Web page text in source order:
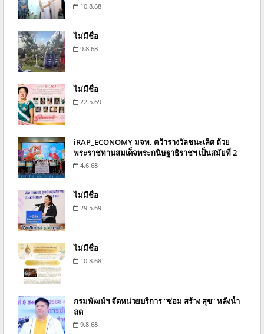
10.8.68
ไม่มีชื่อ
9.8.68
ไม่มีชื่อ
22.5.69
iRAP_ECONOMY มจพ. คว้ารางวัลชนะเลิศ ถ้วย
พระราชทานสมเด็จพระกนิษฐาธิราชฯ เป็นสมัยที่ 2
4.6.68
ไม่มีชื่อ
29.5.69
ไม่มีชื่อ
10.8.68
กรมพัฒน์ฯ จัดหน่วยบริการ “ซ่อม สร้าง สุข” หลังน้ำ
ลด
9.8.68